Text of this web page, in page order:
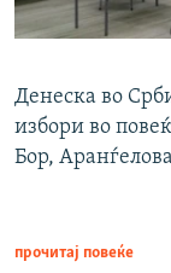
Денеска во
избори во
Бор,
прочитај повеќе